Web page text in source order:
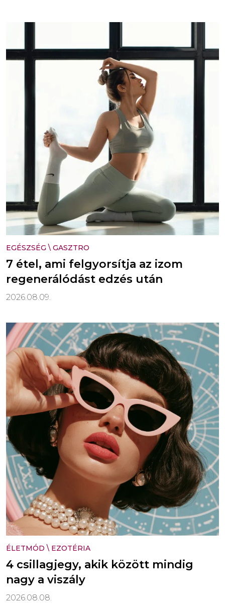
EGÉSZSÉG \ GASZTRO
7 étel, ami felgyorsítja az izom
regenerálódást edzés után
2026.08.09.
ÉLETMÓD \ EZOTÉRIA
4 csillagjegy, akik között mindig
nagy a viszály
2026.08.08.